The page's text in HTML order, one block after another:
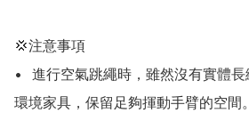
💢注意事項
•	進行空氣跳繩時，雖然沒有實體長繩，但仍需注意周邊
環境家具，保留足夠揮動手臂的空間。